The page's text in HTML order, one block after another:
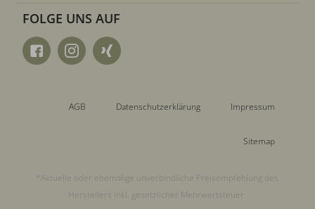
FOLGE UNS AUF
AGB Datenschutzerklärung Impressum
Sitemap
*Aktuelle oder ehemalige unverbindliche Preisempfehlung des
Herstellers inkl. gesetzlicher Mehrwertsteuer.